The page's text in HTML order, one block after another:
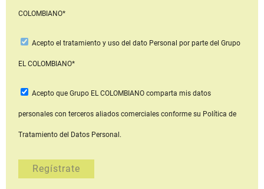
COLOMBIANO*
Acepto el tratamiento y uso del dato Personal por parte del Grupo
EL COLOMBIANO*
Acepto que Grupo EL COLOMBIANOcomparta mis datos
personales con terceros aliados comerciales conforme su Política de
Tratamiento del Datos Personal.